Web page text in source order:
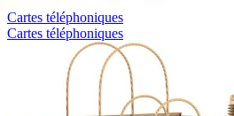
Cartes téléphoniques
Cartes téléphoniques